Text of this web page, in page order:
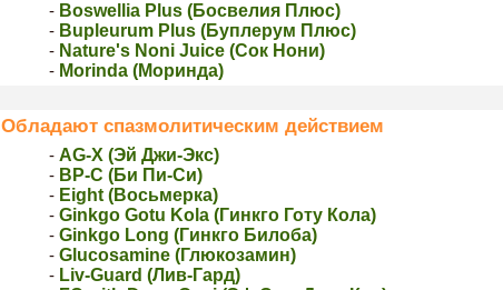
- Boswellia Plus (Босвелия Плюс)
- Bupleurum Plus (Буплерум Плюс)
- Nature's Noni Juice (Сoк Нони)
- Mоrinda (Мoринда)
Обладают спазмолитическим действием
- AG-X (Эй Джи-Экс)
- BP-C (Би Пи-Си)
- Eight (Восьмерка)
- Ginkgo Gotu Kola (Гинкго Готу Кола)
- Ginkgo Long (Гинкго Билоба)
- Glucosamine (Глюкозaмин)
- Liv-Guard (Лив-Гард)